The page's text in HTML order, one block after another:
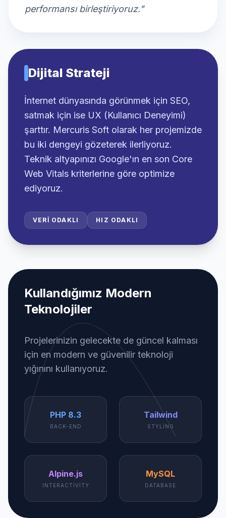
performansı birleştiriyoruz."
Dijital Strateji
İnternet dünyasında görünmek için SEO,
satmak için ise UX (Kullanıcı Deneyimi)
şarttır. Mercuris Soft olarak her projemizde
bu iki dengeyi gözeterek ilerliyoruz.
Teknik altyapınızı Google'ın en son Core
Web Vitals kriterlerine göre optimize
ediyoruz.
VERI ODAKLI HIZ ODAKLI
Kullandığımız Modern
Teknolojiler
Projelerinizin gelecekte de güncel kalması
için en modern ve güvenilir teknoloji
yığınını kullanıyoruz.
PHP 8.3
BACK-END
Tailwind
STYLING
Alpine.js
INTERACTIVITY
MySQL
DATABASE